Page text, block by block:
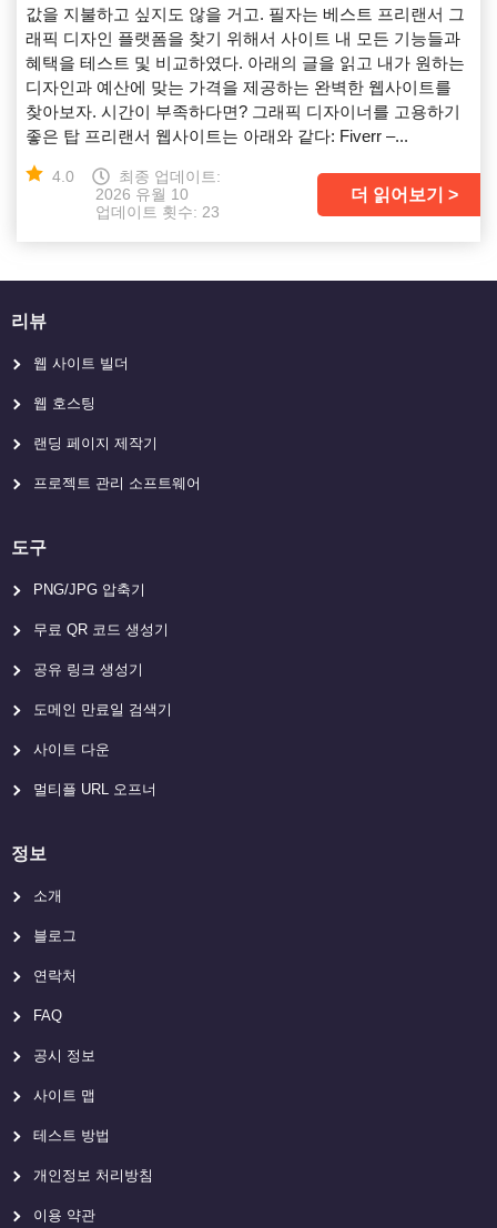
값을 지불하고 싶지도 않을 거고. 필자는 베스트 프리랜서 그
래픽 디자인 플랫폼을 찾기 위해서 사이트 내 모든 기능들과
혜택을 테스트 및 비교하였다. 아래의 글을 읽고 내가 원하는
디자인과 예산에 맞는 가격을 제공하는 완벽한 웹사이트를
찾아보자. 시간이 부족하다면? 그래픽 디자이너를 고용하기
좋은 탑 프리랜서 웹사이트는 아래와 같다: Fiverr –...
4.0
최종 업데이트:
2026 유월 10
업데이트 횟수: 23
더 읽어보기
리뷰
웹 사이트 빌더
웹 호스팅
랜딩 페이지 제작기
프로젝트 관리 소프트웨어
도구
PNG/JPG 압축기
무료 QR 코드 생성기
공유 링크 생성기
도메인 만료일 검색기
사이트 다운
멀티플 URL 오프너
정보
소개
블로그
연락처
FAQ
공시 정보
사이트 맵
테스트 방법
개인정보 처리방침
이용 약관